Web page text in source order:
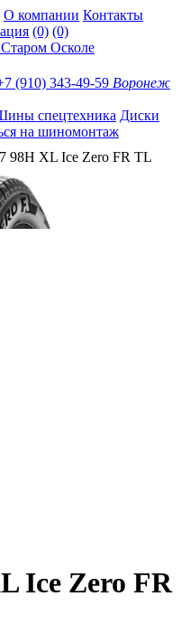
О компании Контакты
(0) (0)
(910) 343-49-59 Воронеж
спецтехника Диски
на шиномонтаж
98H XL Ice Zero FR TL
Ice Zero FR